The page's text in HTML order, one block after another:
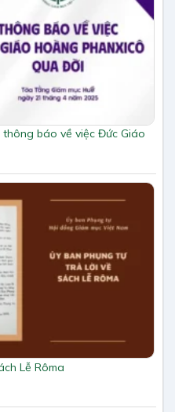
thông báo về việc Đức Giáo
Lễ Rôma